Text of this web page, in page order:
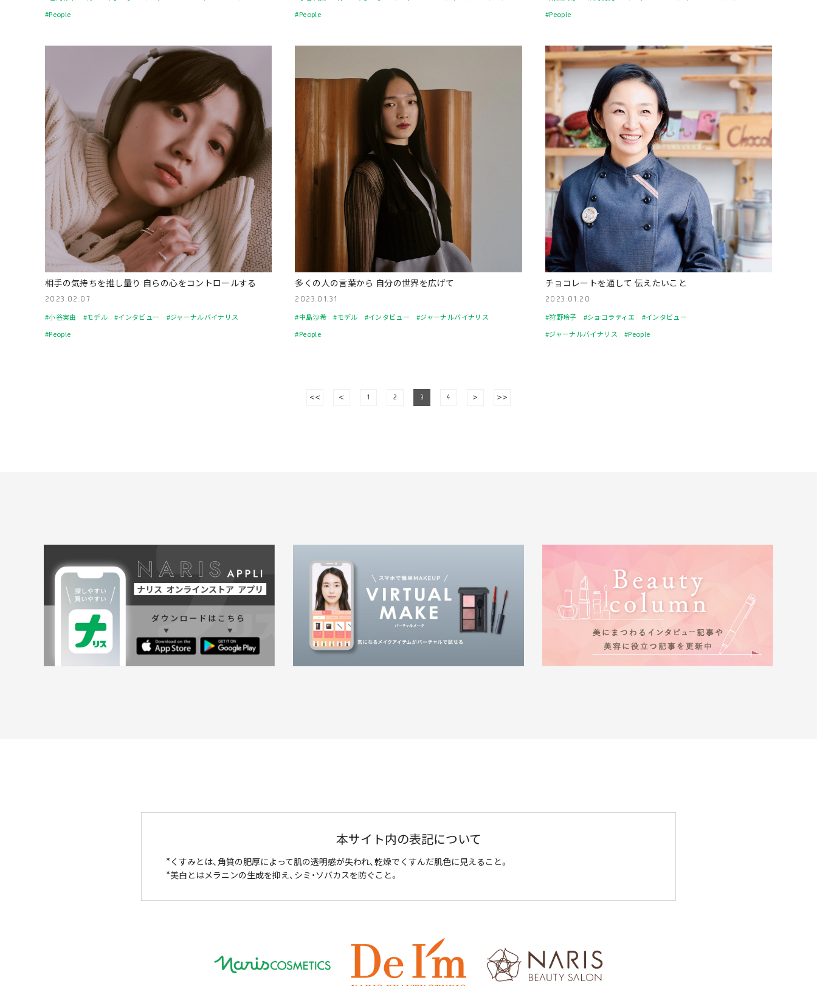
#People
#People
#People
相手の気持ちを推し量り 自らの心をコントロールする
2023.02.07
#小谷実由 #モデル #インタビュー
#ジャーナルバイナリス
#People
多くの人の言葉から 自分の世界を広げて
2023.01.31
#中島沙希 #モデル #インタビュー
#ジャーナルバイナリス
#People
チョコレートを通して 伝えたいこと
2023.01.20
#狩野玲子 #ショコラティエ
#インタビュー
#ジャーナルバイナリス
#People
<< < 1 2 3 4 > >>
本サイト内の表記について
くすみとは、角質の肥厚によって肌の透明感が失われ、乾燥でくすんだ肌色に見えること。
美白とはメラニンの生成を抑え、シミ・ソバカスを防ぐこと。